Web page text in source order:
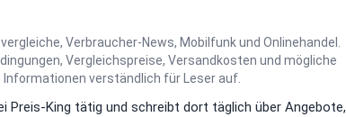
Verbraucher-News, Mobilfunk und Onlinehandel.
Vergleichspreise, Versandkosten und mögliche
verständlich für Leser auf.
Preis-King tätig und schreibt dort täglich über Angebote,